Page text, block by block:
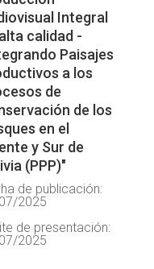
Integral
calidad -
Paisajes
a los
de
de los
en el
y Sur de
(PPP)"
de publicación:
2025
de presentación:
2025